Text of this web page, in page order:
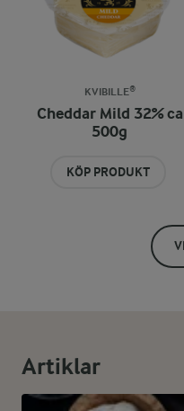
KVIBILLE®
Cheddar Mild 32% ca
500g
KÖP PRODUKT
Artiklar